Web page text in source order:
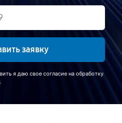
заявку
я даю свое согласие на обработку
.